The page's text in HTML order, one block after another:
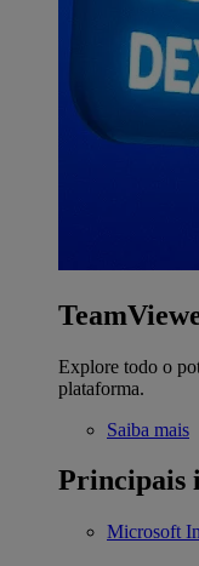
Explore todo o
plataforma.
Saiba mais
Principais
Microsoft